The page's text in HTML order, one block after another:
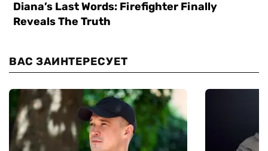
ВАС ЗАИНТЕРЕСУЕТ